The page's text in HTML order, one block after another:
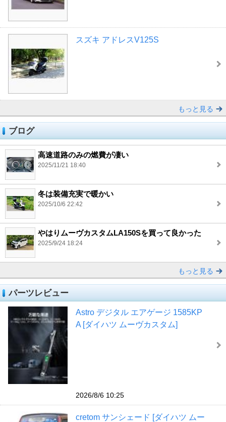
スズキ アドレスV125S
もっと見る
ブログ
高速道路のみの燃費が凄い
2025/11/21 18:40
冬は装備充実で暖かい
2025/10/6 22:42
やはりムーヴカスタムLA150Sを買って良かった
2025/9/24 18:24
もっと見る
パーツレビュー
Astro デジタル エアゲージ 1585KP
A [ダイハツ ムーヴカスタム]
2026/8/6 10:25
cretom サンシェード [ダイハツ ムー